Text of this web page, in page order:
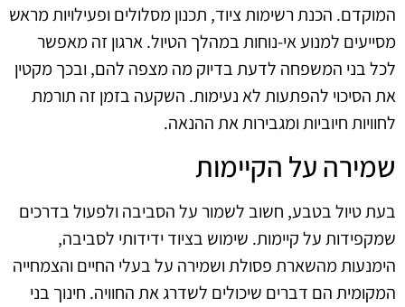
המוקדם. הכנת רשימות ציוד, תכנון מסלולים ופעילויות מראש
מסייעים למנוע אי-נוחות במהלך הטיול. ארגון זה מאפשר
לכל בני המשפחה לדעת בדיוק מה מצפה להם, ובכך מקטין
את הסיכוי להפתעות לא נעימות. השקעה בזמן זה תורמת
לחוויות חיוביות ומגבירות את ההנאה.
שמירה על הקיימות
בעת טיול בטבע, חשוב לשמור על הסביבה ולפעול בדרכים
שמקפידות על קיימות. שימוש בציוד ידידותי לסביבה,
הימנעות מהשארת פסולת ושמירה על בעלי החיים והצמחייה
המקומית הם דברים שיכולים לשדרג את החוויה. חינוך בני